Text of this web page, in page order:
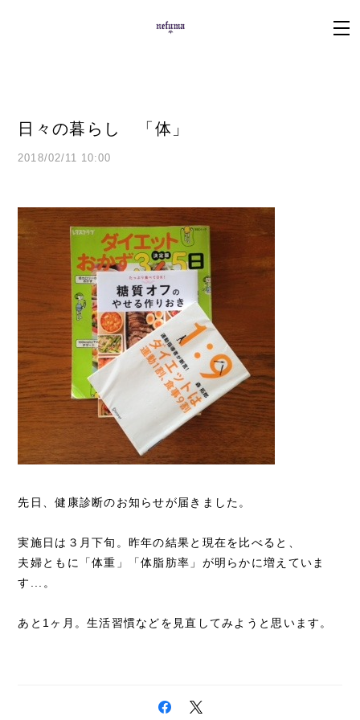
日々の暮らし 「体」
2018/02/11 10:00
先日、健康診断のお知らせが届きました。
実施日は３月下旬。昨年の結果と現在を比べると、
夫婦ともに「体重」「体脂肪率」が明らかに増えていま
す...。
あと1ヶ月。生活習慣などを見直してみようと思います。